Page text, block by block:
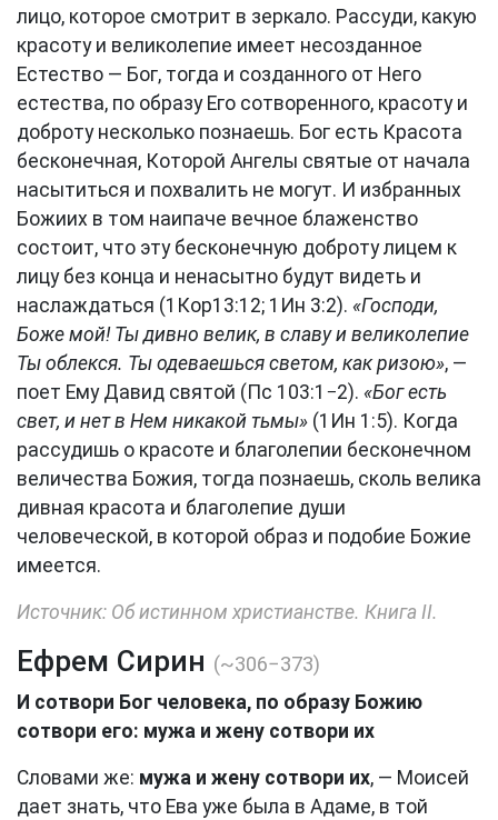
лицо, которое смотрит в зеркало. Рассуди, какую
красоту и великолепие имеет несозданное
Естество — Бог, тогда и созданного от Него
естества, по образу Его сотворенного, красоту и
доброту несколько познаешь. Бог есть Красота
бесконечная, Которой Ангелы святые от начала
насытиться и похвалить не могут. И избранных
Божиих в том наипаче вечное блаженство
состоит, что эту бесконечную доброту лицем к
лицу без конца и ненасытно будут видеть и
наслаждаться (1Кор13:12; 1Ин 3:2). «Господи,
Боже мой! Ты дивно велик, в славу и великолепие
Ты облекся. Ты одеваешься светом, как ризою», —
поет Ему Давид святой (Пс 103:1−2). «Бог есть
свет, и нет в Нем никакой тьмы» (1Ин 1:5). Когда
рассудишь о красоте и благолепии бесконечном
величества Божия, тогда познаешь, сколь велика
дивная красота и благолепие души
человеческой, в которой образ и подобие Божие
имеется.
Источник: Об истинном христианстве. Книга II.
Ефрем Сирин (~306−373)
И сотвори Бог человека, по образу Божию
сотвори его: мужа и жену сотвори их
Словами же: мужа и жену сотвори их, — Моисей
дает знать, что Ева уже была в Адаме, в той